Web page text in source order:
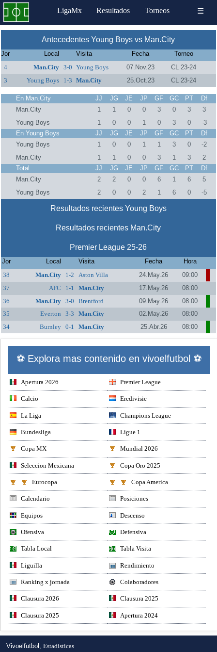
LigaMx Resultados Torneos ☰
Antecedentes Young Boys vs Man.City
Jor Local Visita Fecha
Torneo
4
Man.City 3-0 Young Boys 07.Nov.23
CL 23-24
3
Young Boys 1-3 Man.City 25.Oct.23 CL 23-24
En Man.City JJ JG JE JP GF GC PT
Df
Man.City
1 1 0 0 3 0 3
3
Young Boys
1 0 0 1 0 3 0
-3
En Young Boys
JJ JG JE JP GF GC PT
Df
Young Boys
1 0 0 1 1 3 0
-2
Man.City
1 1 0 0 3 1 3
2
Total
JJ JG JE JP GF GC PT
Df
Man.City
2 2 0 0 6 1 6
5
Young Boys
2 0 0 2 1 6 0 -5
Resultados recientes Young Boys
Resultados recientes Man.City
Premier League 25-26
Jor Local Visita Fecha
Hora
38
Man.City 1-2 Aston Villa 24.May.26
09:00
37
AFC
Bournemouth
1-1 Man.City 17.May.26
08:00
36
Man.City 3-0 Brentford 09.May.26
08:00
35
Everton 3-3 Man.City 02.May.26
08:00
34
Burnley 0-1 Man.City 25.Abr.26 08:00
⚽ Explora mas contenido en vivoelfutbol ⚽
Apertura 2026 Premier League
Calcio Eredivisie
La Liga Champions League
Bundesliga Ligue 1
Copa MX Mundial 2026
Seleccion Mexicana Copa Oro 2025
Eurocopa Copa America
Calendario Posiciones
Equipos Descenso
Ofensiva Defensiva
Tabla Local Tabla Visita
Liguilla Rendimiento
Ranking x jornada Colaboradores
Clausura 2026 Clausura 2025
Clausura 2025 Apertura 2024
Vivoelfutbol,Estadisticas